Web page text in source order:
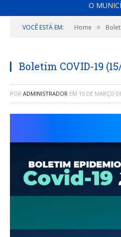
O
VOCÊ ESTÁ EM: Home »
Boletim COVID-19
POR ADMINISTRADOR EM 15 DE MARÇO